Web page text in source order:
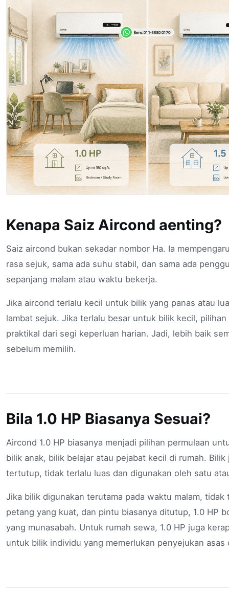
Kenapa Saiz Aircond aenting?
Saiz aircond bukan sekadar nombor Ha. Ia
rasa sejuk, sama ada suhu stabil, dan sama ada
sepanjang malam atau waktu bekerja.
Jika aircond terlalu kecil untuk bilik yang panas atau
lambat sejuk. Jika terlalu besar untuk bilik kecil,
praktikal dari segi keperluan harian. Jadi, lebih baik
sebelum memilih.
Bila 1.0 HP Biasanya Sesuai?
Aircond 1.0 HP biasanya menjadi pilihan permulaan
bilik anak, bilik belajar atau pejabat kecil di rumah. Bilik
tertutup, tidak terlalu luas dan digunakan oleh satu
Jika bilik digunakan terutama pada waktu malam, tidak
petang yang kuat, dan pintu biasanya ditutup, 1.0 HP
yang munasabah. Untuk rumah sewa, 1.0 HP juga
untuk bilik individu yang memerlukan penyejukan asas